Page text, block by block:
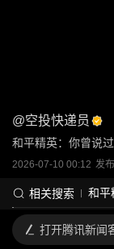
@空投快递员
和平精英：你曾说
2026-07-10 00:12 发
相关搜索 和平
打开腾讯新闻